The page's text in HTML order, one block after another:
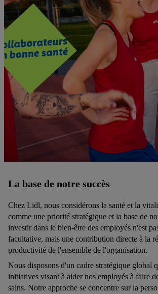
La base de notre succès
Chez Lidl, nous considérons la santé et la
comme une priorité stratégique et la base de
investir dans le bien-être des employés n'est
facultative, mais une contribution directe à la
productivité de l'ensemble de l'organisation.
Nous disposons d'un cadre stratégique global
initiatives visant à aider nos employés à faire
sains. Notre approche se concentre sur la